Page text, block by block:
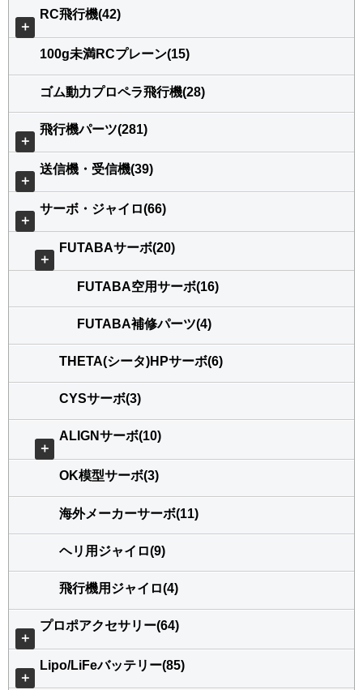
＋
RC飛行機(42)
100g未満RCプレーン(15)
ゴム動力プロペラ飛行機(28)
＋
飛行機パーツ(281)
＋
送信機・受信機(39)
＋
サーボ・ジャイロ(66)
＋
FUTABAサーボ(20)
FUTABA空用サーボ(16)
FUTABA補修パーツ(4)
THETA(シータ)HPサーボ(6)
CYSサーボ(3)
＋
ALIGNサーボ(10)
OK模型サーボ(3)
海外メーカーサーボ(11)
ヘリ用ジャイロ(9)
飛行機用ジャイロ(4)
＋
プロポアクセサリー(64)
＋
Lipo/LiFeバッテリー(85)